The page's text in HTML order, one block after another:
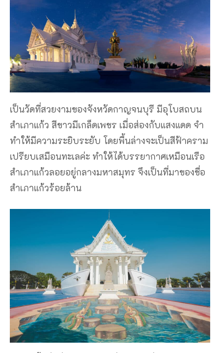
เป็นวัดที่สวยงามของจังหวัดกาญจนบุรี มีอุโบสถบน
สำเภาแก้ว สีขาวมีเกล็ดเพชร เมื่อส่องกับแสงแดด จำ
ทำให้มีความระยิบระยับ โดยพื้นล่างจะเป็นสีฟ้าคราม
เปรียบเสมือนทะเลค่ะ ทำให้ได้บรรยากาศเหมือนเรือ
สำเภาแก้วลอยอยู่กลางมหาสมุทร จึงเป็นที่มาของชื่อ
สำเภาแก้วร้อยล้าน